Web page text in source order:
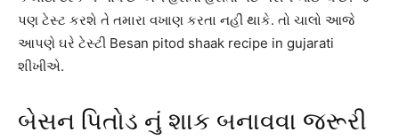
પણ ટેસ્ટ કરશે તે તમારા વખાણ કરતા નહીં થાકે. તો ચાલો આજે
આપણે ઘરે ટેસ્ટી Besan pitod shaak recipe in gujarati
શીખીએ.
બેસન પિતોડ નું શાક બનાવવા જરૂરી